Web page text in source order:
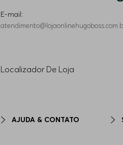
E-mail:
Localizador De Loja
AJUDA & CONTATO